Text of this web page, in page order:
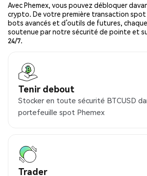
Avec Phemex, vous pouvez débloquer
crypto. De votre première transaction spot
bots avancés et d’outils de futures,
soutenue par notre sécurité de pointe et
24/7.
Tenir debout
Stocker en toute sécurité BTCUSD
portefeuille spot Phemex
Trader